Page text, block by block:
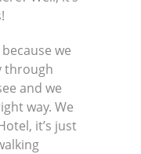
we
through
and we
way. We
it’s just